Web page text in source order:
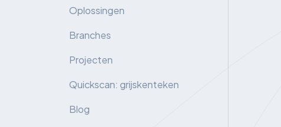
Oplossingen
Branches
Projecten
Quickscan: grijskenteken
Blog